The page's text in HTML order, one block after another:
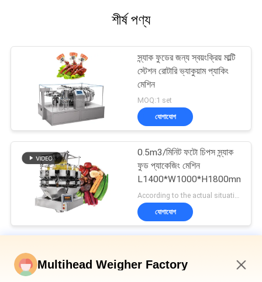
শীর্ষ পণ্য
স্ন্যাক ফুডের জন্য স্বয়ংক্রিয় মাল্টি
স্টেশন রোটারি ভ্যাকুয়াম প্যাকিং
মেশিন
MOQ:1 set
যোগাযোগ
0.5m3/মিনিট ফটো চিপস স্ন্যাক
ফুড প্যাকেজিং মেশিন
L1400*W1000*H1800mm
যোগাযোগ
ক্যাশু বাদাম মাল্টিহেড ওয়েজার প্যাকেজিং লাইন
Multihead Weigher Factory